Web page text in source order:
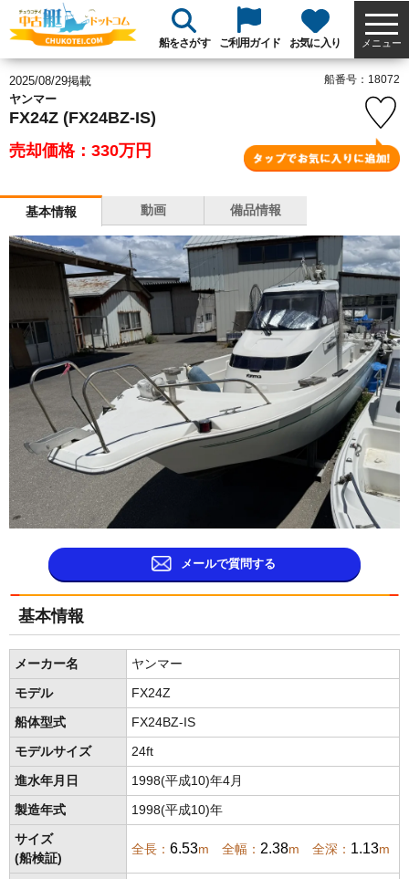
船をさがす ご利用ガイド お気に入り メニュー
2025/08/29掲載
ヤンマー
FX24Z (FX24BZ-IS)
売却価格：330万円
船番号：18072
基本情報 動画 備品情報
メールで質問する
基本情報
メーカー名 ヤンマー
モデル FX24Z
船体型式 FX24BZ-IS
モデルサイズ 24ft
進水年月日 1998(平成10)年4月
製造年式 1998(平成10)年
サイズ
(船検証)
全長： 6.53m 全幅： 2.38m 全深： 1.13m